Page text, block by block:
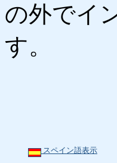
の外でイ
す。
スペイン語表示